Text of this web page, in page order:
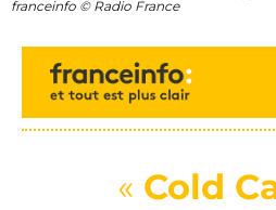
franceinfo © Radio France
« Cold